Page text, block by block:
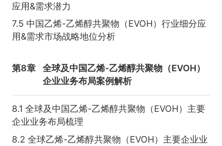
应用&需求潜力
7.5 中国乙烯-乙烯醇共聚物（EVOH）行业细分应
用&需求市场战略地位分析
第8章
全球及中国乙烯-乙烯醇共聚物（EVOH）
企业业务布局案例解析
8.1 全球及中国乙烯-乙烯醇共聚物（EVOH）主要
企业业务布局梳理
8.2 全球乙烯-乙烯醇共聚物（EVOH）主要企业业